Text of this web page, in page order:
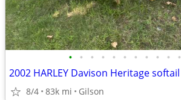
• • • • • • • • • • •
2002 HARLEY Davison Heritage softail
8/4 83k mi Gilson